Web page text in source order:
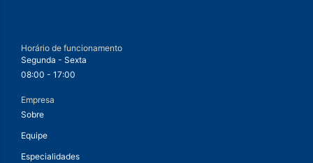
Horário de funcionamento
Segunda - Sexta
08:00 - 17:00
Empresa
Sobre
Equipe
Especialidades